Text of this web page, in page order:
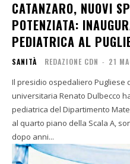
CATANZARO, NUOVI
POTENZIATA:
PEDIATRICA AL
SANITÀ REDAZIONE CDN - 21
Il presidio ospedaliero Pugliese
universitaria Renato Dulbecco
pediatrica del Dipartimento
al quarto piano della Scala A,
dopo anni...